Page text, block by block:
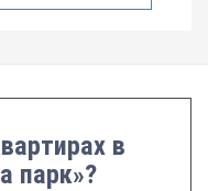
в
парк»?